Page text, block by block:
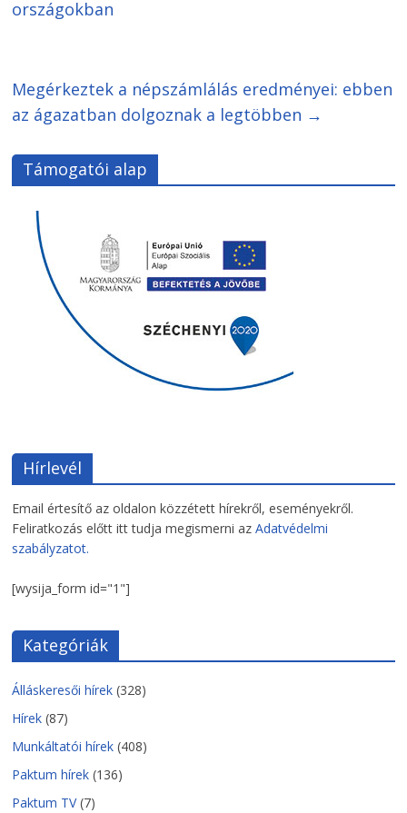
országokban
Megérkeztek a népszámlálás eredményei: ebben
az ágazatban dolgoznak a legtöbben →
Támogatói alap
Hírlevél
Email értesítő az oldalon közzétett hírekről, eseményekről.
Feliratkozás előtt itt tudja megismerni azAdatvédelmi
szabályzatot.
[wysija_form id="1"]
Kategóriák
Álláskeresői hírek (328)
Hírek (87)
Munkáltatói hírek (408)
Paktum hírek (136)
Paktum TV(7)